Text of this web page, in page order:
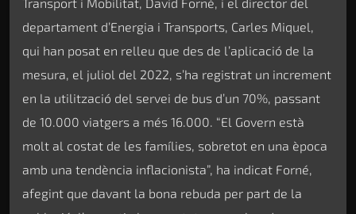
departament d’Energia i Transports, Carles Miquel,
qui han posat en relleu que des de l’aplicació de la
mesura, el juliol del 2022, s’ha registrat un increment
en la utilització del servei de bus d’un 70%, passant
de 10.000 viatgers a més 16.000. “El Govern està
molt al costat de les famílies, sobretot en una època
amb una tendència inflacionista”, ha indicat Forné,
afegint que davant la bona rebuda per part de la